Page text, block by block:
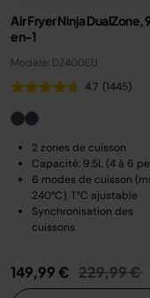
Air Fryer Ninja DualZone,
en-1
Modèle: DZ400EU
4.7 (1445)
2 zones de cuisson
Capacité: 9.5L (4 à 6
6 modes de cuisson
240°C), T°C ajustable
Synchronisation des
cuissons
149,99 € Prix réduit
229,99 €